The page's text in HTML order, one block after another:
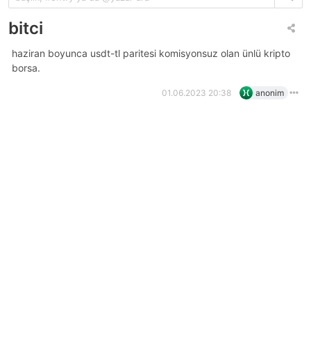
bitci
haziran boyunca usdt-tl paritesi komisyonsuz olan ünlü kripto
borsa.
01.06.2023 20:38 anonim